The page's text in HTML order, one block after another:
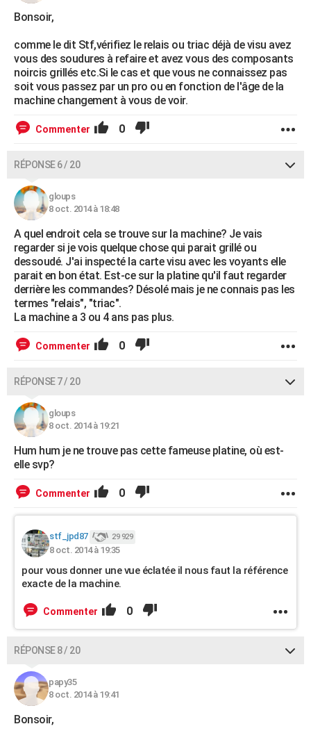
Bonsoir,
comme le dit Stf,vérifiez le relais ou triac déjà de visu avez
vous des soudures à refaire et avez vous des composants
noircis grillés etc.Si le cas et que vous ne connaissez pas
soit vous passez par un pro ou en fonction de l'âge de la
machine changement à vous de voir.
Commenter 0
RÉPONSE 6 / 20
gloups
8 oct. 2014 à 18:48
A quel endroit cela se trouve sur la machine? Je vais
regarder si je vois quelque chose qui parait grillé ou
dessoudé. J'ai inspecté la carte visu avec les voyants elle
parait en bon état. Est-ce sur la platine qu'il faut regarder
derrière les commandes? Désolé mais je ne connais pas les
termes "relais", "triac".
La machine a 3 ou 4 ans pas plus.
Commenter 0
RÉPONSE 7 / 20
gloups
8 oct. 2014 à 19:21
Hum hum je ne trouve pas cette fameuse platine, où est-
elle svp?
Commenter 0
stf_jpd87 29 929
8 oct. 2014 à 19:35
pour vous donner une vue éclatée il nous faut la référence
exacte de la machine.
Commenter 0
RÉPONSE 8 / 20
papy35
8 oct. 2014 à 19:41
Bonsoir,